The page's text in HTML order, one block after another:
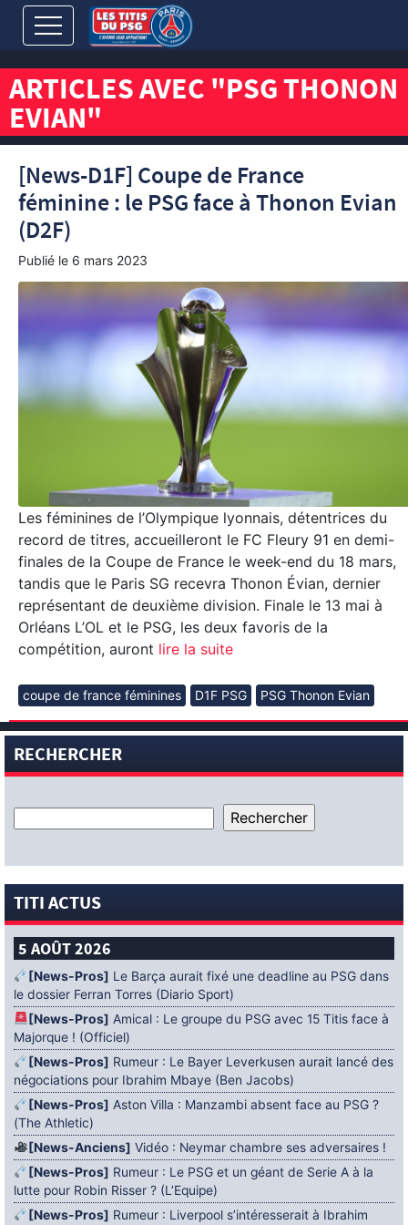
ARTICLES AVEC "PSG THONON
EVIAN"
[News-D1F] Coupe de France
féminine : le PSG face à Thonon Evian
(D2F)
Publié le 6 mars 2023
Les féminines de l’Olympique lyonnais, détentrices du
record de titres, accueilleront le FC Fleury 91 en demi-
finales de la Coupe de France le week-end du 18 mars,
tandis que le Paris SG recevra Thonon Évian, dernier
représentant de deuxième division. Finale le 13 mai à
Orléans L’OL et le PSG, les deux favoris de la
compétition, auront lire la suite
coupe de france féminines D1F PSG PSG Thonon Evian
RECHERCHER
TITI ACTUS
5 AOÛT 2026
[News-Pros] Le Barça aurait fixé une deadline au PSG dans
le dossier Ferran Torres (Diario Sport)
[News-Pros] Amical : Le groupe du PSG avec 15 Titis face à
Majorque ! (Officiel)
[News-Pros] Rumeur : Le Bayer Leverkusen aurait lancé des
négociations pour Ibrahim Mbaye (Ben Jacobs)
[News-Pros] Aston Villa : Manzambi absent face au PSG ?
(The Athletic)
[News-Anciens] Vidéo : Neymar chambre ses adversaires !
[News-Pros] Rumeur : Le PSG et un géant de Serie A à la
lutte pour Robin Risser ? (L’Equipe)
[News-Pros] Rumeur : Liverpool s’intéresserait à Ibrahim